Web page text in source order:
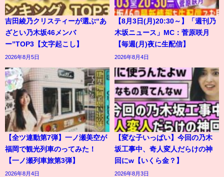
吉田綾乃クリスティーが選ぶ“あ
ざとい乃木坂46メンバ
ー”TOP3【文字起こし】
2026年8月5日
【8月3日(月)20:30～】「週刊乃
木坂ニュース」MC：菅原咲月
【毎週(月)夜に生配信】
2026年8月4日
【全ツ連動第7弾】一ノ瀬美空が
福岡で観光列車のってみた！
【一ノ瀬列車旅第3弾】
2026年8月4日
【変な子いっぱい】今回の乃木
坂工事中、奇人変人だらけの神
回にw【いくら金？】
2026年8月3日